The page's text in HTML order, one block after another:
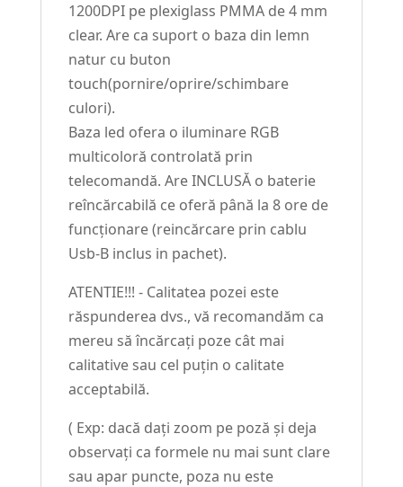
1200DPI pe plexiglass PMMA de 4 mm
clear. Are ca suport o baza din lemn
natur cu buton
touch(pornire/oprire/schimbare
culori).
Baza led ofera o iluminare RGB
multicoloră controlată prin
telecomandă. Are INCLUSĂ o baterie
reîncărcabilă ce oferă până la 8 ore de
funcționare (reincărcare prin cablu
Usb-B inclus in pachet).
ATENTIE!!! - Calitatea pozei este
răspunderea dvs., vă recomandăm ca
mereu să încărcați poze cât mai
calitative sau cel puțin o calitate
acceptabilă.
( Exp: dacă dați zoom pe poză și deja
observați ca formele nu mai sunt clare
sau apar puncte, poza nu este